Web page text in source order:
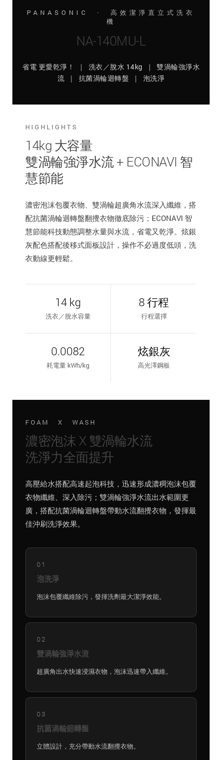
PANASONIC · 高效潔淨直立式洗衣
機
NA-140MU-L
省電 更愛乾淨！ ｜ 洗衣／脫水 14kg ｜ 雙渦輪強淨水
流 ｜ 抗菌渦輪迴轉盤 ｜ 泡洗淨
HIGHLIGHTS
14kg 大容量
雙渦輪強淨水流 + ECONAVI 智
慧節能
濃密泡沫包覆衣物、雙渦輪超廣角水流深入纖維，搭
配抗菌渦輪迴轉盤翻攪衣物徹底除污；ECONAVI 智
慧節能科技動態調整水量與水流，省電又乾淨。炫銀
灰配色搭配後移式面板設計，操作不必過度低頭，洗
衣動線更輕鬆。
14 kg
洗衣／脫水容量
8 行程
行程選擇
0.0082
耗電量 kWh/kg
炫銀灰
高光澤鋼板
FOAM X WASH
濃密泡沫 X 雙渦輪水流
洗淨力全面提升
高壓給水搭配高速起泡科技，迅速形成濃稠泡沫包覆
衣物纖維、深入除污；雙渦輪強淨水流出水範圍更
廣，搭配抗菌渦輪迴轉盤帶動水流翻攪衣物，發揮最
佳沖刷洗淨效果。
01
泡洗淨
泡沫包覆纖維除污，發揮洗劑最大潔淨效能。
02
雙渦輪強淨水流
超廣角出水快速浸濕衣物，泡沫迅速帶入纖維。
03
抗菌渦輪迴轉盤
立體設計，充分帶動水流翻攪衣物。